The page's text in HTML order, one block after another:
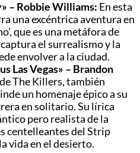
– Robbie Williams: En esta
una excéntrica aventura en
que es una metáfora de
el surrealismo y la
envolver a la ciudad.
Las Vegas» – Brandon
The Killers, también
un homenaje épico a su
en solitario. Su lírica
pero realista de la
centelleantes del Strip
vida en el desierto.